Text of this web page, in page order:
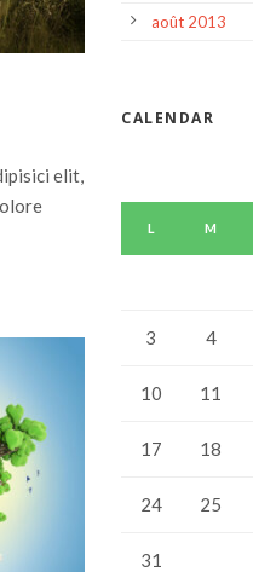
elit,
août 2013
CALENDAR
L M
3 4
10 11
17 18
24 25
31